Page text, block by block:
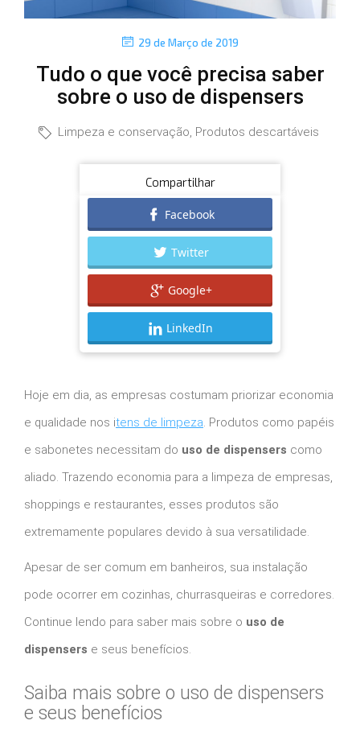
P
s
t
e
o
29 de Março de 2019
Tudo o que você precisa saber
sobre o uso de dispensers
CLimpeza e conservação, Produtos descartáveis
Compartilhar
Facebook
Twitter
Google+
LinkedIn
Hoje em dia, as empresas costumam priorizar economia
e qualidade nos itens de limpeza. Produtos como papéis
e sabonetes necessitam do uso de dispensers como
aliado. Trazendo economia para a limpeza de empresas,
shoppings e restaurantes, esses produtos são
extremamente populares devido à sua versatilidade.
Apesar de ser comum em banheiros, sua instalação
pode ocorrer em cozinhas, churrasqueiras e corredores.
Continue lendo para saber mais sobre o uso de
dispensers e seus benefícios.
Saiba mais sobre o uso de dispensers
e seus benefícios